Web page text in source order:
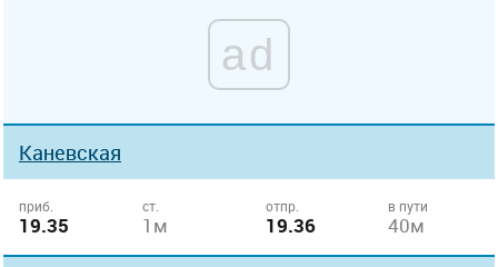
ad
Каневская
приб.
19.35
ст.
1м
отпр.
19.36
в пути
40м